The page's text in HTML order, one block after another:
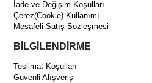
İade ve Değişim Koşulları
Çerez(Cookie) Kullanımı
Mesafeli Satış Sözleşmesi
BİLGİLENDİRME
Teslimat Koşulları
Güvenli Alışveriş